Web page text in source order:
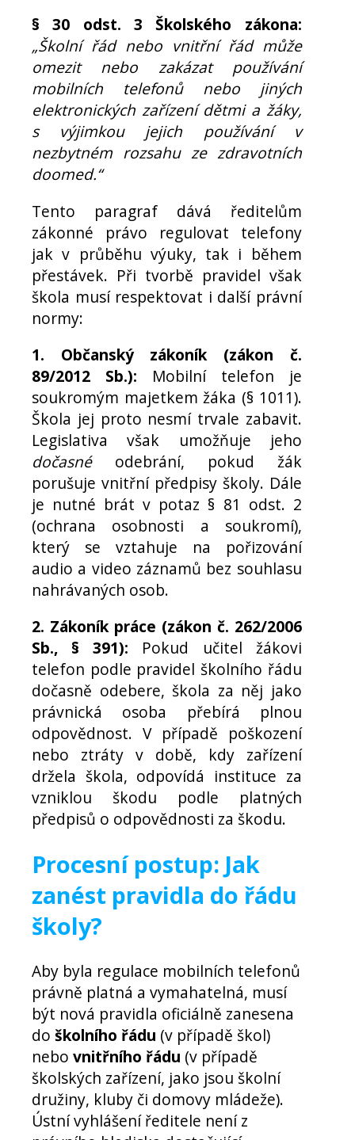
§ 30 odst. 3 Školského zákona:
„Školní řád nebo vnitřní řád může
omezit nebo zakázat používání
mobilních telefonů nebo jiných
elektronických zařízení dětmi a žáky,
s výjimkou jejich používání v
nezbytném rozsahu ze zdravotních
doomed.“
Tento paragraf dává ředitelům
zákonné právo regulovat telefony
jak v průběhu výuky, tak i během
přestávek. Při tvorbě pravidel však
škola musí respektovat i další právní
normy:
1. Občanský zákoník (zákon č.
89/2012 Sb.): Mobilní telefon je
soukromým majetkem žáka (§ 1011).
Škola jej proto nesmí trvale zabavit.
Legislativa však umožňuje jeho
dočasnéodebrání, pokud žák
porušuje vnitřní předpisy školy. Dále
je nutné brát v potaz § 81 odst. 2
(ochrana osobnosti a soukromí),
který se vztahuje na pořizování
audio a video záznamů bez souhlasu
nahrávaných osob.
2. Zákoník práce (zákon č. 262/2006
Sb., § 391): Pokud učitel žákovi
telefon podle pravidel školního řádu
dočasně odebere, škola za něj jako
právnická osoba přebírá plnou
odpovědnost. V případě poškození
nebo ztráty v době, kdy zařízení
držela škola, odpovídá instituce za
vzniklou škodu podle platných
předpisů o odpovědnosti za škodu.
Procesní postup: Jak
zanést pravidla do řádu
školy?
Aby byla regulace mobilních telefonů
právně platná a vymahatelná, musí
být nová pravidla oficiálně zanesena
do školního řádu (v případě škol)
nebo vnitřního řádu (v případě
školských zařízení, jako jsou školní
družiny, kluby či domovy mládeže).
Ústní vyhlášení ředitele není z